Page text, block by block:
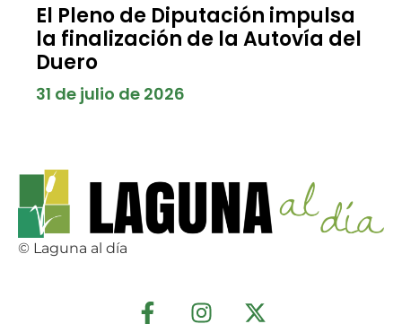
El Pleno de Diputación impulsa
la finalización de la Autovía del
Duero
31 de julio de 2026
© Laguna al día